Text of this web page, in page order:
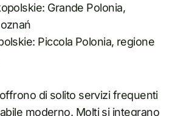
Grande Polonia,
Piccola Polonia, regione
di solito servizi frequenti
moderno. Molti si integrano